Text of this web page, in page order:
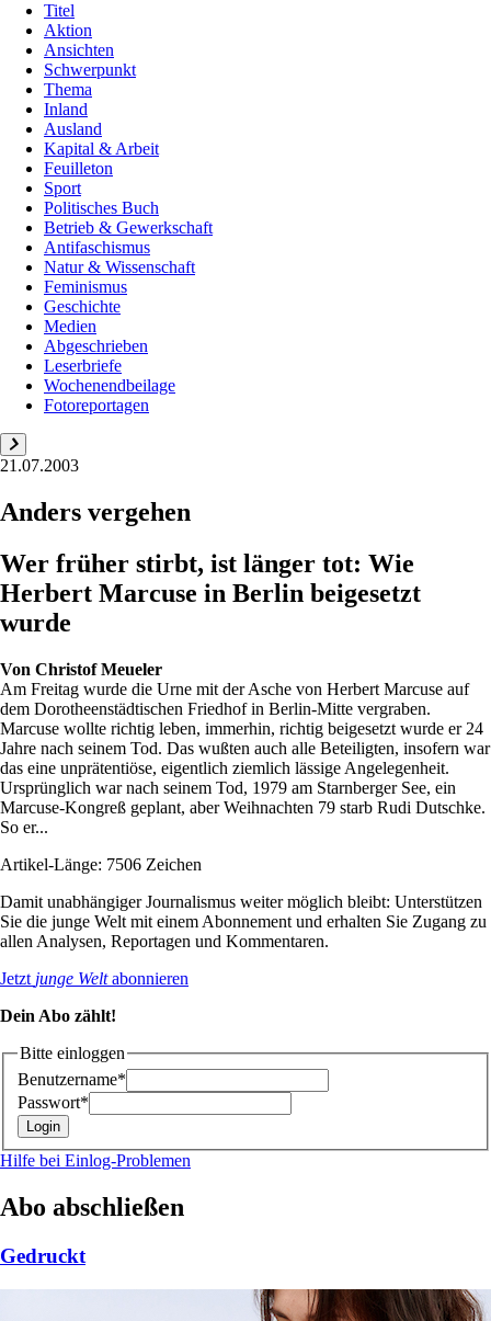
Titel
Aktion
Ansichten
Schwerpunkt
Thema
Inland
Ausland
Kapital & Arbeit
Feuilleton
Sport
Politisches Buch
Betrieb & Gewerkschaft
Antifaschismus
Natur & Wissenschaft
Feminismus
Geschichte
Medien
Abgeschrieben
Leserbriefe
Wochenendbeilage
Fotoreportagen
21.07.2003
Anders vergehen
Wer früher stirbt, ist länger tot: Wie
Herbert Marcuse in Berlin beigesetzt
wurde
Von Christof Meueler
Am Freitag wurde die Urne mit der Asche von Herbert Marcuse auf
dem Dorotheenstädtischen Friedhof in Berlin-Mitte vergraben.
Marcuse wollte richtig leben, immerhin, richtig beigesetzt wurde er 24
Jahre nach seinem Tod. Das wußten auch alle Beteiligten, insofern war
das eine unprätentiöse, eigentlich ziemlich lässige Angelegenheit.
Ursprünglich war nach seinem Tod, 1979 am Starnberger See, ein
Marcuse-Kongreß geplant, aber Weihnachten 79 starb Rudi Dutschke.
So er...
Artikel-Länge: 7506 Zeichen
Damit unabhängiger Journalismus weiter möglich bleibt: Unterstützen
Sie die junge Welt mit einem Abonnement und erhalten Sie Zugang zu
allen Analysen, Reportagen und Kommentaren.
Jetzt junge Weltabonnieren
Dein Abo zählt!
Bitte einloggen
Benutzername*
Passwort*
Hilfe bei Einlog-Problemen
Abo abschließen
Gedruckt